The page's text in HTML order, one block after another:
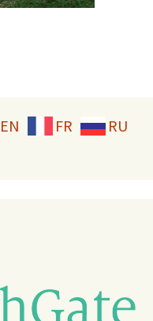
de crowdfunding con
EN FR
RU